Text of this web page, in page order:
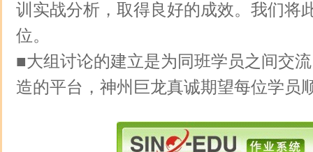
训实战分析，取得良好的成效。我们将
位。
■大组讨论的建立是为同班学员之间交
造的平台，神州巨龙真诚期望每位学员